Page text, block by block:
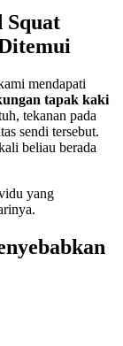
Squat
mendapati
tapak kaki
tekanan pada
sendi tersebut.
beliau berada
yang